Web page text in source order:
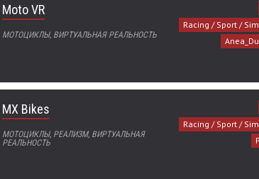
Moto VR
МОТОЦИКЛЫ, ВИРТУАЛЬНАЯ РЕАЛЬНОСТЬ
Racing / Sport /
MX Bikes
МОТОЦИКЛЫ, РЕАЛИЗМ, ВИРТУАЛЬНАЯ
РЕАЛЬНОСТЬ
Racing / Sport /